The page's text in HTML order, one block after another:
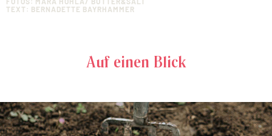
TEXT: BERNADETTE BAYRHAMMER
Auf einen Blick